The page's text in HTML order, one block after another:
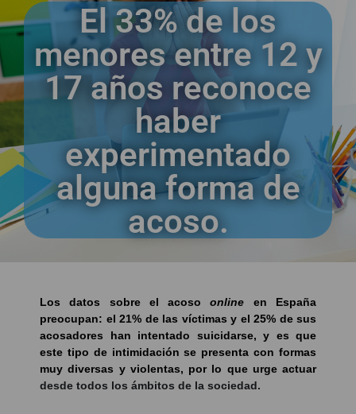
El 33% de los
menores entre 12 y
17 años reconoce
haber
experimentado
alguna forma de
acoso.
Los datos sobre el acosoonline en España
preocupan: el 21% de las víctimas y el 25% de sus
acosadores han intentado suicidarse, y es que
este tipo de intimidación se presenta con formas
muy diversas y violentas, por lo que urge actuar
desde todos los ámbitos de la sociedad.